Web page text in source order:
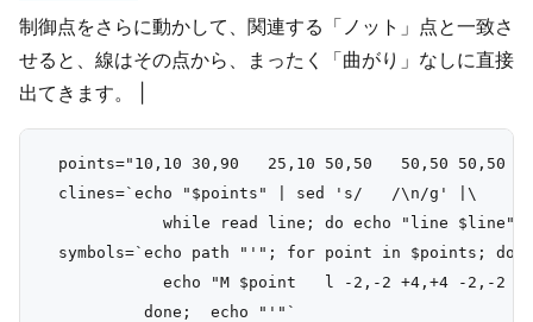
制御点をさらに動かして、関連する「ノット」点と一致さ
せると、線はその点から、まったく「曲がり」なしに直接
出てきます。 |
points="10,10 30,90   25,10 50,50   50,50 50,50
  clines=`echo "$points" | sed 's/   /\n/g' |\
while read line; do echo "line $line";
  symbols=`echo path "'"; for point in $points; do
echo "M $point   l -2,-2 +4,+4 -2,-2
           done;  echo "'"`